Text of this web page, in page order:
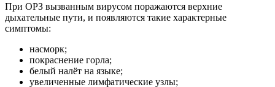
При ОРЗ вызванным вирусом поражаются верхние
дыхательные пути, и появляются такие характерные
симптомы:
насморк;
покраснение горла;
белый налёт на языке;
увеличенные лимфатические узлы;